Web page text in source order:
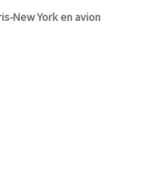
New York en avion